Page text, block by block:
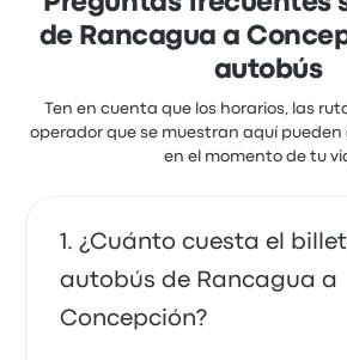
Reseñas recientes de
EME Bus de Rancagua a
Buena experiencia, puntualidad,
conducción prudente eso da
gracias.
4.0 sobre 5 estrellas
de Rancagua a
autobús
Ten en cuenta que los horarios, las
operador que se muestran aquí
en el momento de tu
¿Cuánto cuesta el
autobús de Rancagua a
Concepción?